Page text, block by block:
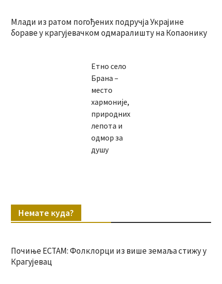
Млади из ратом погођених подручја Украјине
бораве у крагујевачком одмаралишту на Копаонику
Етно село
Брана –
место
хармоније,
природних
лепота и
одмор за
душу
Немате куда?
Почиње ЕСТАМ: Фолклорци из више земаља стижу у
Крагујевац